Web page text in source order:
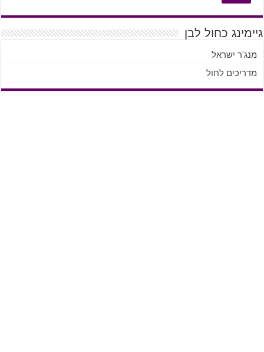
גיימינג כחול לבן
מנג'ר ישראל
מדריכים לחול